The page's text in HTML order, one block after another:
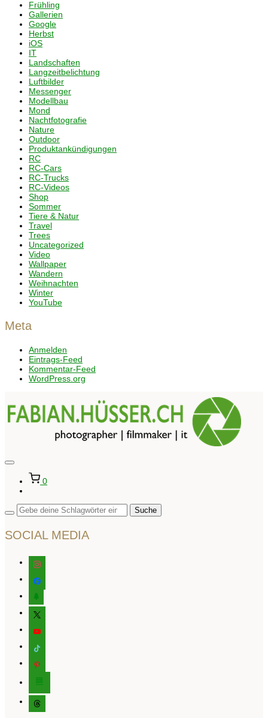
Frühling
Gallerien
Google
Herbst
iOS
IT
Landschaften
Langzeitbelichtung
Luftbilder
Messenger
Modellbau
Mond
Nachtfotografie
Nature
Outdoor
Produktankündigungen
RC
RC-Cars
RC-Trucks
RC-Videos
Shop
Sommer
Tiere & Natur
Travel
Trees
Uncategorized
Video
Wallpaper
Wandern
Weihnachten
Winter
YouTube
Meta
Anmelden
Eintrags-Feed
Kommentar-Feed
WordPress.org
Seitenleiste
Navigation
umschalten
0
SOCIAL MEDIA
instagram
facebook
tree
x
editor-
kitchensink
threads